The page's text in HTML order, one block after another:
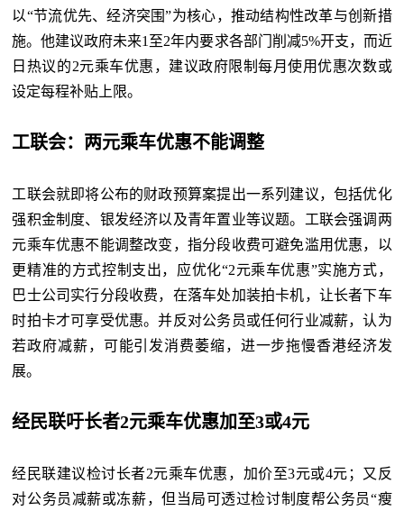
以“节流优先、经济突围”为核心，推动结构性改革与创新措
施。他建议政府未来1至2年内要求各部门削减5%开支，而近
日热议的2元乘车优惠，建议政府限制每月使用优惠次数或
设定每程补贴上限。
工联会：两元乘车优惠不能调整
工联会就即将公布的财政预算案提出一系列建议，包括优化
强积金制度、银发经济以及青年置业等议题。工联会强调两
元乘车优惠不能调整改变，指分段收费可避免滥用优惠，以
更精准的方式控制支出，应优化“2元乘车优惠”实施方式，
巴士公司实行分段收费，在落车处加装拍卡机，让长者下车
时拍卡才可享受优惠。并反对公务员或任何行业减薪，认为
若政府减薪，可能引发消费萎缩，进一步拖慢香港经济发
展。
经民联吁长者2元乘车优惠加至3或4元
经民联建议检讨长者2元乘车优惠，加价至3元或4元；又反
对公务员减薪或冻薪，但当局可透过检讨制度帮公务员“瘦